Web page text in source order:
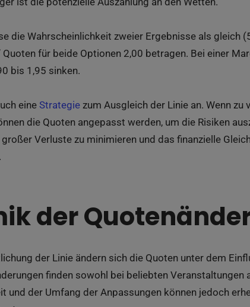
die Wahrscheinlichkeit zweier Ergebnisse als gleich
Quoten für beide Optionen 2,00 betragen. Bei einer
bis 1,95 sinken.
eine Strategie zum Ausgleich der Linie an. Wenn
die Quoten angepasst werden, um die Risiken
Verluste zu minimieren und das finanzielle
der
der Linie ändern sich die Quoten unter dem
finden sowohl bei beliebten Veranstaltungen
und der Umfang der Anpassungen können jedoch